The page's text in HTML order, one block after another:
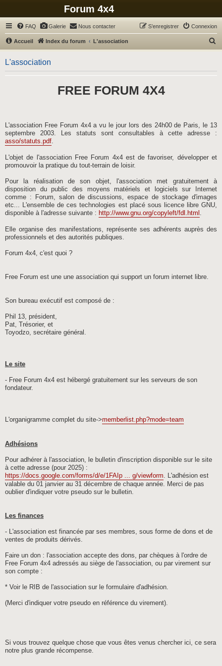
Forum 4x4
FAQ Galerie Nous contacter Connexion
S’enregistrer
Accueil Index du forum L'association
h
h
L'association
FREE FORUM 4X4
L'association Free Forum 4x4 a vu le jour lors des 24h00 de Paris, le 13
septembre 2003. Les statuts sont consultables à cette adresse :
asso/statuts.pdf.
L'objet de l'association Free Forum 4x4 est de favoriser, développer et
promouvoir la pratique du tout-terrain de loisir.
Pour la réalisation de son objet, l'association met gratuitement à
disposition du public des moyens matériels et logiciels sur Internet
comme : Forum, salon de discussions, espace de stockage d'images
etc... L'ensemble de ces technologies est placé sous licence libre GNU,
disponible à l'adresse suivante : http://www.gnu.org/copyleft/fdl.html .
Elle organise des manifestations, représente ses adhérents auprès des
professionnels et des autorités publiques.
Forum 4x4, c'est quoi ?
Free Forum est une une association qui support un forum internet libre.
Son bureau exécutif est composé de :
Phil 13, président,
Pat, Trésorier, et
Toyodzo, secrétaire général.
Le site
- Free Forum 4x4 est hébergé gratuitement sur les serveurs de son
fondateur.
L'organigramme complet du site->memberlist.php?mode=team
Adhésions
Pour adhérer à l'association, le bulletin d'inscription disponible sur le site
à cette adresse (pour 2025) :
https://docs.google.com/forms/d/e/1FAIp ... g/viewform. L'adhésion est
valable du 01 janvier au 31 décembre de chaque année. Merci de pas
oublier d'indiquer votre pseudo sur le bulletin.
Les finances
- L'association est financée par ses membres, sous forme de dons et de
ventes de produits dérivés.
Faire un don : l'association accepte des dons, par chèques à l'ordre de
Free Forum 4x4 adressés au siège de l'association, ou par virement sur
son compte :
* Voir le RIB de l'association sur le formulaire d'adhésion.
(Merci d'indiquer votre pseudo en référence du virement).
Si vous trouvez quelque chose que vous êtes venus chercher ici, ce sera
notre plus grande récompense.